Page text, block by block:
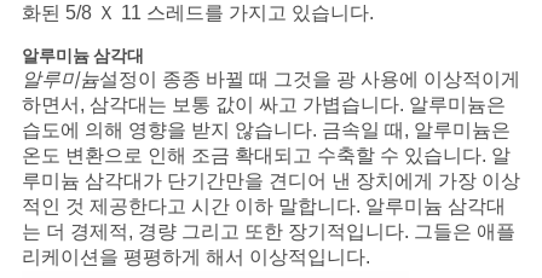
화된 5/8 Ｘ 11 스레드를 가지고 있습니다.
알루미늄 삼각대
알루미늄설정이 종종 바뀔 때 그것을 광 사용에 이상적이게
하면서, 삼각대는 보통 값이 싸고 가볍습니다. 알루미늄은
습도에 의해 영향을 받지 않습니다. 금속일 때, 알루미늄은
온도 변환으로 인해 조금 확대되고 수축할 수 있습니다. 알
루미늄 삼각대가 단기간만을 견디어 낸 장치에게 가장 이상
적인 것 제공한다고 시간 이하 말합니다. 알루미늄 삼각대
는 더 경제적, 경량 그리고 또한 장기적입니다. 그들은 애플
리케이션을 평평하게 해서 이상적입니다.